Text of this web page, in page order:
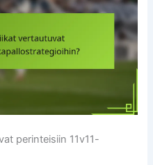
perinteisiin 11v11-